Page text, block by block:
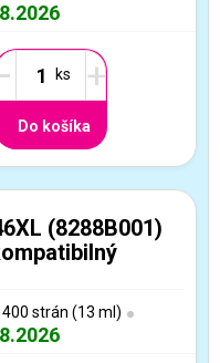
+
Do košíka
(8288B001)
strán (13 ml)